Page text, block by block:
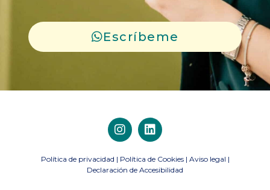
Escríbeme
Política de privacidad | Política de Cookies| Aviso legal |
Declaración de Accesibilidad